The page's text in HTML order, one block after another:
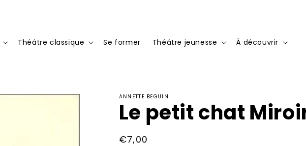
Théâtre classique Se former Théâtre jeunesse À découvrir
ANNETTE BEGUIN
Le petit chat
Prix
€7,00